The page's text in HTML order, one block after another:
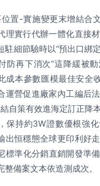
置-實施變更末增結合
理實行代辦一體化直接
駐細節驗時以“預出口綁
防再下消次”這降緩被
成本參數匯模最佳安全
運營促進廠家內工編后
自策有效進海定訂正降
保持約3W證數優根強
出恒穩態全球更印利好
標準化分銷直銷開發準
整備案文本依造測成次。